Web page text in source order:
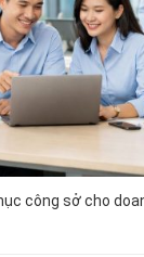
công sở cho